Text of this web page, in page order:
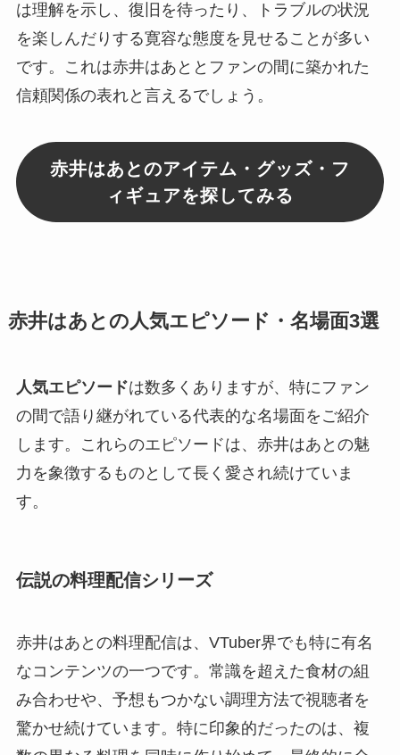
は理解を示し、復旧を待ったり、トラブルの状況
を楽しんだりする寛容な態度を見せることが多い
です。これは赤井はあととファンの間に築かれた
信頼関係の表れと言えるでしょう。
赤井はあとのアイテム・グッズ・フ
ィギュアを探してみる
赤井はあとの人気エピソード・名場面3選
人気エピソードは数多くありますが、特にファン
の間で語り継がれている代表的な名場面をご紹介
します。これらのエピソードは、赤井はあとの魅
力を象徴するものとして長く愛され続けていま
す。
伝説の料理配信シリーズ
赤井はあとの料理配信は、VTuber界でも特に有名
なコンテンツの一つです。常識を超えた食材の組
み合わせや、予想もつかない調理方法で視聴者を
驚かせ続けています。特に印象的だったのは、複